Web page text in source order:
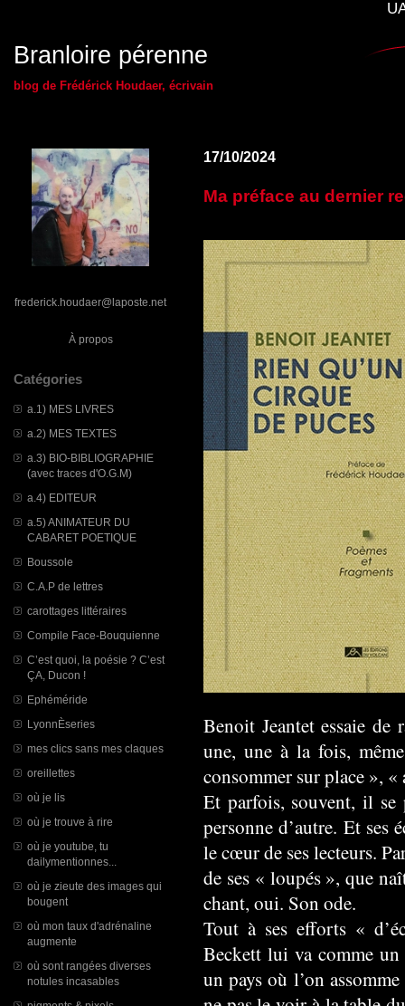
Branloire pérenne
blog de Frédérick Houdaer, écrivain
frederick.houdaer@laposte.net
À propos
Catégories
a.1) MES LIVRES
a.2) MES TEXTES
a.3) BIO-BIBLIOGRAPHIE
(avec traces d'O.G.M)
a.4) EDITEUR
a.5) ANIMATEUR DU
CABARET POETIQUE
Boussole
C.A.P de lettres
carottages littéraires
Compile Face-Bouquienne
C’est quoi, la poésie ? C’est
ÇA, Ducon !
Ephéméride
LyonnÈseries
mes clics sans mes claques
oreillettes
où je lis
où je trouve à rire
où je youtube, tu
dailymentionnes...
où je zieute des images qui
bougent
où mon taux d'adrénaline
augmente
où sont rangées diverses
notules incasables
17/10/2024
Ma préface au dernier
Benoit Jeantet essaie de
une, une à la fois,
consommer sur place », «
Et parfois, souvent, il se
personne d’autre. Et ses
le cœur de ses lecteurs.
de ses « loupés », que
chant, oui. Son ode.
Tout à ses efforts «
Beckett lui va comme
un pays où l’on